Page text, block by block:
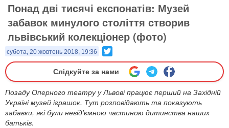
Понад дві тисячі експонатів: Музей
забавок минулого століття створив
львівський колекціонер (фото)
субота, 20 жовтень 2018, 19:36
Слідкуйте за нами
Позаду Оперного театру у Львові працює перший на Західній
Україні музей іграшок. Тут розповідають та показують
забавки, які були невід'ємною частиною дитинства наших
батьків.